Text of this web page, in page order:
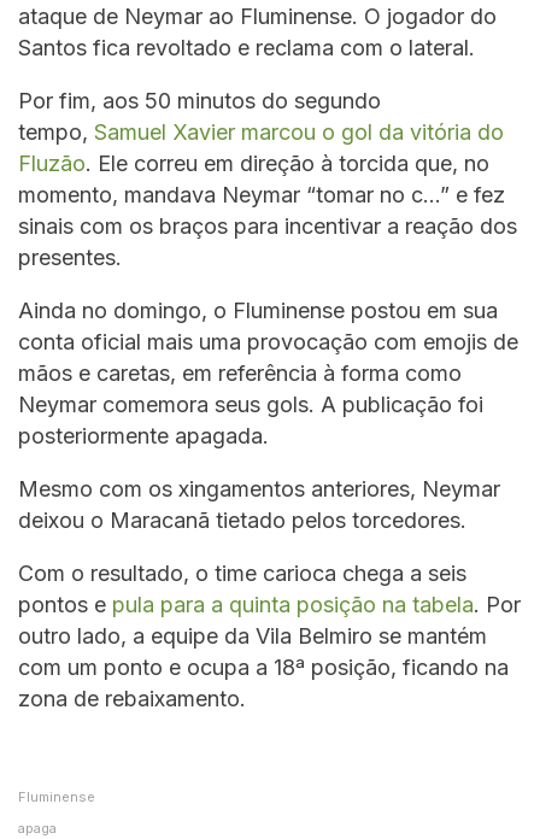
ataque de Neymar ao Fluminense. O jogador do
Santos fica revoltado e reclama com o lateral.
Por fim, aos 50 minutos do segundo
tempo, Samuel Xavier marcou o gol da vitória do
Fluzão. Ele correu em direção à torcida que, no
momento, mandava Neymar “tomar no c…” e fez
sinais com os braços para incentivar a reação dos
presentes.
Ainda no domingo, o Fluminense postou em sua
conta oficial mais uma provocação com emojis de
mãos e caretas, em referência à forma como
Neymar comemora seus gols. A publicação foi
posteriormente apagada.
Mesmo com os xingamentos anteriores, Neymar
deixou o Maracanã tietado pelos torcedores.
Com o resultado, o time carioca chega a seis
pontos e pula para a quinta posição na tabela. Por
outro lado, a equipe da Vila Belmiro se mantém
com um ponto e ocupa a 18ª posição, ficando na
zona de rebaixamento.
Fluminense
apaga